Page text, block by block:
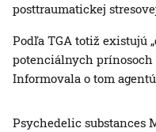
posttraumatickej
Podľa TGA totiž existujú
potenciálnych
Informovala o tom
Psychedelic substances